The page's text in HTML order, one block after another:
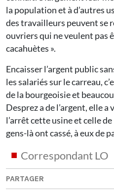
la population et à d’autres
des travailleurs peuvent se
ouvriers qui ne veulent pas
cacahuètes ».
Encaisser l’argent public
les salariés sur le carreau,
de la bourgeoisie et
Desprez a de l’argent, elle
l’arrêt cette usine et celle
gens-là ont cassé, à eux de
Correspondant LO
PARTAGER